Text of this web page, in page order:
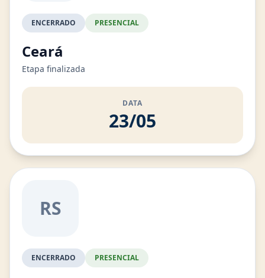
ENCERRADO PRESENCIAL
Ceará
Etapa finalizada
DATA
23/05
RS
ENCERRADO PRESENCIAL